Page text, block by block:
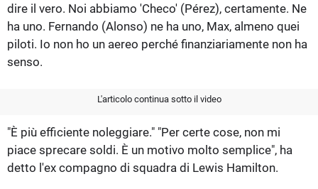
dire il vero. Noi abbiamo 'Checo' (Pérez), certamente. Ne
ha uno. Fernando (Alonso) ne ha uno, Max, almeno quei
piloti. Io non ho un aereo perché finanziariamente non ha
senso.
L'articolo continua sotto il video
"È più efficiente noleggiare." "Per certe cose, non mi
piace sprecare soldi. È un motivo molto semplice", ha
detto l'ex compagno di squadra di Lewis Hamilton.